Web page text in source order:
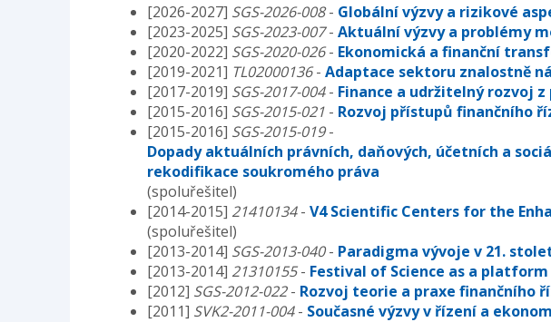
[2026-2027] SGS-2026-008- Globální výzvy a rizikové
[2023-2025] SGS-2023-007- Aktuální výzvy a problémy
[2020-2022] SGS-2020-026- Ekonomická a finanční
[2019-2021] TL02000136- Adaptace sektoru znalostně
[2017-2019] SGS-2017-004- Finance a udržitelný rozvoj
[2015-2016] SGS-2015-021 - Rozvoj přístupů finančního
[2015-2016] SGS-2015-019-
Dopady aktuálních právních, daňových, účetních a
rekodifikace soukromého práva
(spoluřešitel)
[2014-2015] 21410134- V4 Scientific Centers for the
(spoluřešitel)
[2013-2014] SGS-2013-040- Paradigma vývoje v 21.
[2013-2014] 21310155- Festival of Science as a
[2012] SGS-2012-022- Rozvoj teorie a praxe finančního
[2011] SVK2-2011-004- Současné výzvy v řízení a